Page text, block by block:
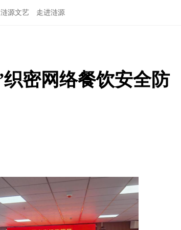
涟源文艺 走进涟源
密网络餐饮安全防